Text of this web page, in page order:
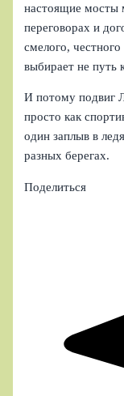
настоящие мосты
переговорах и
смелого,
выбирает не путь
И потому подвиг
просто как
один заплыв в
разных берегах.
Поделиться